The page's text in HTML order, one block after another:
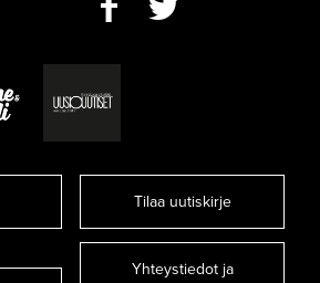
Tilaa uutiskirje
Yhteystiedot ja